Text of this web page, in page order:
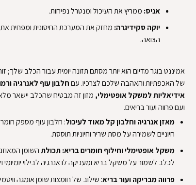
‏אניס: ‏ ‏ממריץ את העיכול ומנטרל נפיחות.‏
‏יוקה סקידיגרה: ‏ ‏מחזק את המערכת החיסונית ומפחית את
הצואה.‏
אמיננט בוגר מדיום הוא יותר מסתם תזונה יומית עבור הכלב שלך;
של האכפתיות והאהבה שלכם לצרכיו. עם ‏‏חלבון עוף לאנרגיה ‏
אידיאליות למשקל אופטימלי, ‏ ‏מזון זה מבטיח שהכלב יישאר
ועם פרווה ועור בריאים.‏
‏מאזן אנרגיה וחלבון קל מאוד לעיכול‏‏: חלבון עוף מספק
חיוניים לשמירה על מסת שריר וחיוניות תוססת.‏
‏משקל אופטימלי וחילוף חומרים בריא: תכולת‏ השומן
לכלב לשמור על משקל בריא ומעניקה לו אנרגיה לבילוי
‏פרווה מבריקה ועור בריא‏‏: שילוב של חומצות שומן אומגה